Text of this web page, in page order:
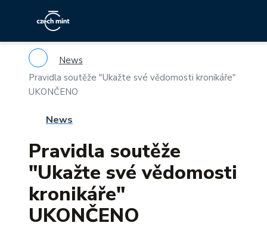
News
Pravidla soutěže "Ukažte své vědomosti kronikáře"
UKONČENO
News
Pravidla soutěže
"Ukažte své vědomosti
kronikáře"
UKONČENO